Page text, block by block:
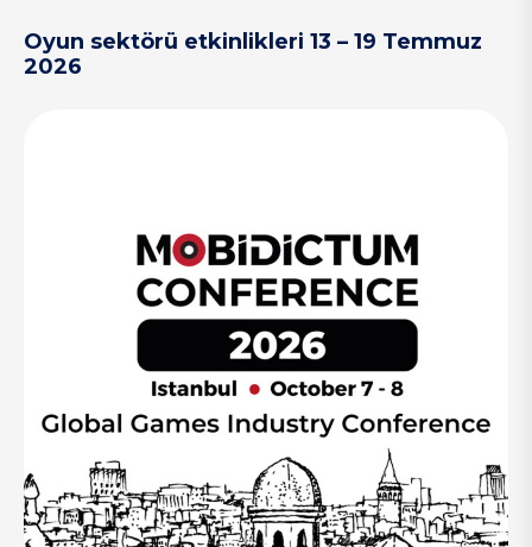
Oyun sektörü etkinlikleri 13 – 19 Temmuz
2026